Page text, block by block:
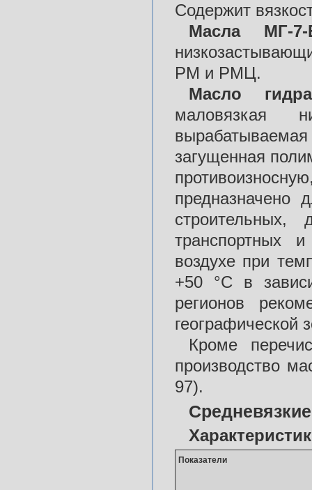
Содержит
Масла МГ-7-
РМ и РМЦ.
Масло
маловязкая
вырабатываемая
загущенная
предназначено
строительных,
транспортных
воздухе при
+50 °С в
регионов
географической
Кроме
производство
97).
Показатели